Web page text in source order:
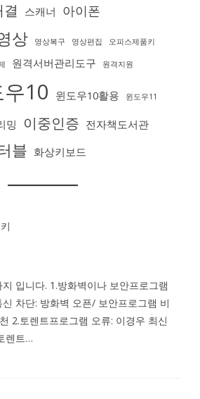
스캐너 아이폰
상 영상복구 영상편집 오피스제품키
원격서버관리도구 원격지원
10 윈도우10활용 윈도우11
밍 이중인증 전자책도서관
블 화상키보드
입니다. 1.방화벽이나 보안프로그램
차단: 방화벽 오픈/ 보안프로그램 비
2.토렌트프로그램 오류: 이경우 최신
렌트…